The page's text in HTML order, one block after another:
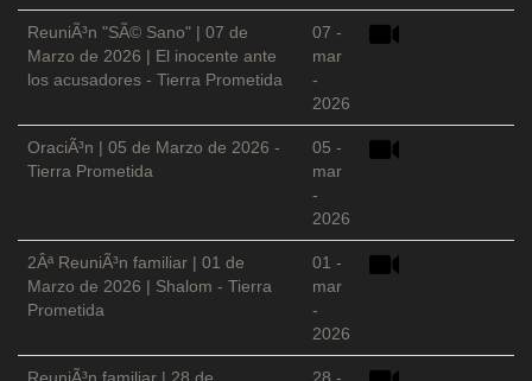
ReuniÃ³n "SÃ© Sano" | 07 de
Marzo de 2026 | El inocente ante
los acusadores - Tierra Prometida
07 -
mar
-
2026
OraciÃ³n | 05 de Marzo de 2026 -
Tierra Prometida
05 -
mar
-
2026
2Âª ReuniÃ³n familiar | 01 de
Marzo de 2026 | Shalom - Tierra
Prometida
01 -
mar
-
2026